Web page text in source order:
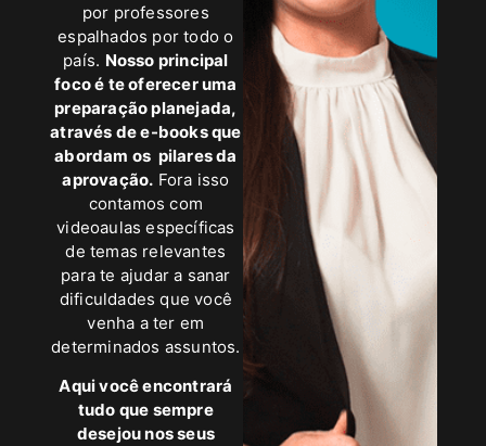
por professores
espalhados por todo o
país. Nosso principal
foco é te oferecer uma
preparação planejada,
através de e-books que
abordam os pilares da
aprovação. Fora isso
contamos com
videoaulas específicas
de temas relevantes
para te ajudar a sanar
dificuldades que você
venha a ter em
determinados assuntos.
Aqui você encontrará
tudo que sempre
desejou nos seus